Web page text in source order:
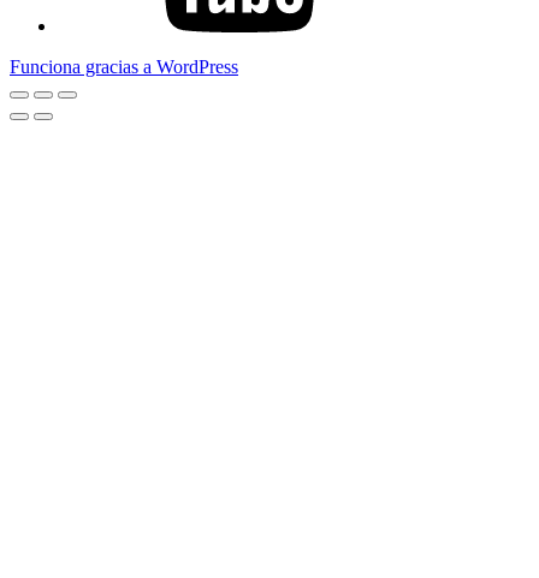
Funciona gracias a WordPress